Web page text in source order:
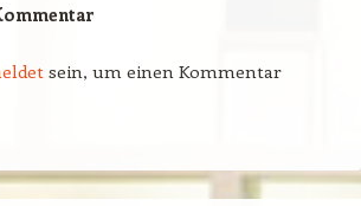
sein, um einen Kommentar